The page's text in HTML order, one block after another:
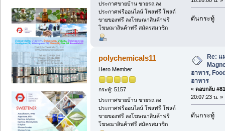
ประกาศขายบ้าน ขายรถ.ลง
ประกาศฟรีออนไลน์ โพสฟรี โพสต์
ขายของฟรี ลงโฆษณาสินค้าฟรี
โฆษณาสินค้าฟรี สมัครสมาชิก
ดันกระทู้
polychemicals11
Hero Member
กระทู้: 5157
ประกาศขายบ้าน ขายรถ.ลง
ประกาศฟรีออนไลน์ โพสฟรี โพสต์
ขายของฟรี ลงโฆษณาสินค้าฟรี
โฆษณาสินค้าฟรี สมัครสมาชิก
Re: แ
อาหาร,
อาหาร
« ตอบกลับ
20:07:23 น. »
ดันกระทู้